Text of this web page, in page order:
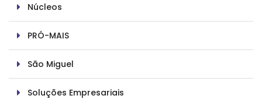
Núcleos
PRÓ-MAIS
São Miguel
Soluções Empresariais